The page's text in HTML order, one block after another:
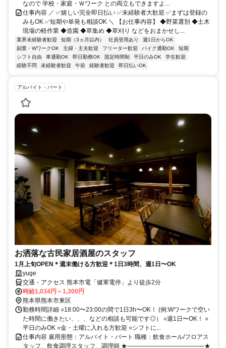
なので 学校・家庭・Ｗワーク との両立もできますよ...
仕事内容 ／ ✅嬉しい完全即日払い ✅未経験者大歓迎 ✅まずは登録の
みもOK ✅短期や単発も相談OK ＼ 【お仕事内容】 ◆野菜選別 ◆土木
現場の軽作業 ◆造園 ◆草集め ◆草刈り などをおまかせし...
業界未経験者歓迎 短期（3ヵ月以内） 社員登用あり
週1日からOK
副業・WワークOK
主婦・主夫歓迎 フリーター歓迎 バイク通勤OK
短期
シフト自由
車通勤OK 即日勤務OK 固定時間制 平日のみOK
学生歓迎
経験不問
未経験者歓迎 午前 経験者歓迎 即日払いOK
アルバイト・パート
お洒落な古民家居酒屋のスタッフ
1月上旬OPEN＊週末働ける方歓迎＊1日3時間、週1日〜OK
yuge
交通・アクセス 熊本市電「健軍電停」より徒歩2分
時給1,034円～1,300円
熊本県熊本市東区
勤務時間詳細 ○18:00〜23:00の間で1日3h〜OK！ (例:Wワークで空い
た時間に働きたい、、、などの相談も可能です◎） ○週1日〜OK！ ○
平日のみOK ○金・土曜に入れる方歓迎 ○シフトに...
仕事内容 雇用形態：アルバイト・パート 職種：飲食ホール/フロアス
タッフ、飲食調理スタッフ、調理師 ★─────────────────★